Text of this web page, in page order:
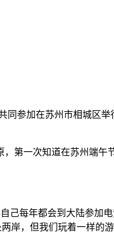
参加在苏州市相城区
第一次知道在苏州端午
每年都会到大陆参加
岸，但我们玩着一样的